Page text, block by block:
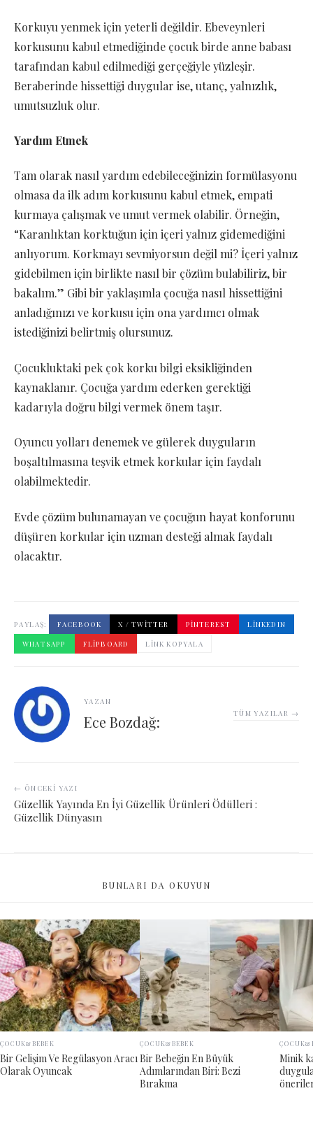
Korkuyu yenmek için yeterli değildir. Ebeveynleri
korkusunu kabul etmediğinde çocuk birde anne babası
tarafından kabul edilmediği gerçeğiyle yüzleşir.
Beraberinde hissettiği duygular ise, utanç, yalnızlık,
umutsuzluk olur.
Yardım Etmek
Tam olarak nasıl yardım edebileceğinizin formülasyonu
olmasa da ilk adım korkusunu kabul etmek, empati
kurmaya çalışmak ve umut vermek olabilir. Örneğin,
“Karanlıktan korktuğun için içeri yalnız gidemediğini
anlıyorum. Korkmayı sevmiyorsun değil mi? İçeri yalnız
gidebilmen için birlikte nasıl bir çözüm bulabiliriz, bir
bakalım.” Gibi bir yaklaşımla çocuğa nasıl hissettiğini
anladığınızı ve korkusu için ona yardımcı olmak
istediğinizi belirtmiş olursunuz.
Çocukluktaki pek çok korku bilgi eksikliğinden
kaynaklanır. Çocuğa yardım ederken gerektiği
kadarıyla doğru bilgi vermek önem taşır.
Oyuncu yolları denemek ve gülerek duyguların
boşaltılmasına teşvik etmek korkular için faydalı
olabilmektedir.
Evde çözüm bulunamayan ve çocuğun hayat konforunu
düşüren korkular için uzman desteği almak faydalı
olacaktır.
PAYLAŞ: FACEBOOK X / TWITTER PINTEREST
LINKEDIN
WHATSAPP
FLIPBOARD LINK KOPYALA
YAZAN
Ece Bozdağ: TÜM YAZILAR →
← ÖNCEKI YAZI
Güzellik Yayında En İyi Güzellik Ürünleri Ödülleri :
Güzellik Dünyasın
BUNLARI DA OKUYUN
ÇOCUK&BEBEK
Bir Gelişim Ve Regülasyon Aracı
Olarak Oyuncak
ÇOCUK&BEBEK
Bir Bebeğin En Büyük
Adımlarından Biri: Bezi
Bırakma
Minik